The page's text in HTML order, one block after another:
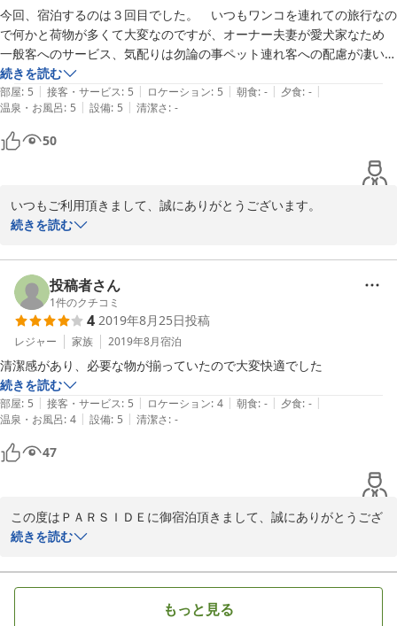
だけて嬉しく思います。
本当にありがとうございました
又是非お越し下さいませ。お待ちしております。
2014-05-08
今回、宿泊するのは３回目でした。　いつもワンコを連れての旅行なの
で何かと荷物が多くて大変なのですが、オーナー夫妻が愛犬家なため
一般客へのサービス、気配りは勿論の事ペット連れ客への配慮が凄いの
です。ワンコ用のアメニティーは全て揃っていてドッグフードだけ持参
すれば事足りてしまいそうです。泊まりに行く度に前回と何かが変わっ
ていて居心地安さがＵＰしていて本当に自宅で過しているかのようなリ
ラックス感を満喫できました。とにかく女性客とペット連れ客に優しい
お宿だと思います。
続きを読む
部屋: 5 | 接客・サービス: 5 | ロケーション: 5 | 朝食: - | 夕食: - |
温泉・お風呂: 5 | 設備: 5 | 清潔さ: -
50
いつもご利用頂きまして、誠にありがとうございます。
ワンちゃんとのご宿泊のお客様に、よりくつろいでいただく為に
少しでもお荷物なども少なく、手軽に来られますようアメニティー
もそろえています。飛行機に
頑張って乗ってきてくれるワンちゃんにも
一番リラックスしていただきたいそんな気持ちでいます。
女性のお客様などが多いので、ちょっとしたお声や提案を聞いて、
便利に快適になるよう
常に改善していきたいと考えています。
便利さの中にさりげないおしゃれな部分も取り入れて、頑張ってい
きたいと思います。
又、是非ワンちゃんとのお越しを
心よりお待ちいたします。
続きを読む
投稿者さん
1件のクチコミ
4 2019年8月25日投稿
レジャー 家族 2019年8月宿泊
清潔感があり、必要な物が揃っていたので大変快適でした
続きを読む
部屋: 5 | 接客・サービス: 5 | ロケーション: 4 | 朝食: - | 夕食: - |
温泉・お風呂: 4 | 設備: 5 | 清潔さ: -
47
この度はＰＡＲＳＩＤＥに御宿泊頂きまして、誠にありがとうござ
いました。
快適に御滞在いただけたとのお言葉、大変嬉しく思います。今後
も、便利に御滞在いただけますよう、工夫と改善していきたいと思
続きを読む
もっと見る